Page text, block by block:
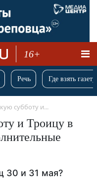
16+
Речь Где взять
субботу и...
и Троицу в
30 и 31 мая?